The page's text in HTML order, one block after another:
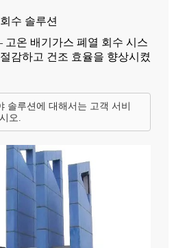
수 솔루션
온 배기가스 폐열 회수 시스
감하고 건조 효율을 향상시켰
솔루션에 대해서는 고객 서비
오.